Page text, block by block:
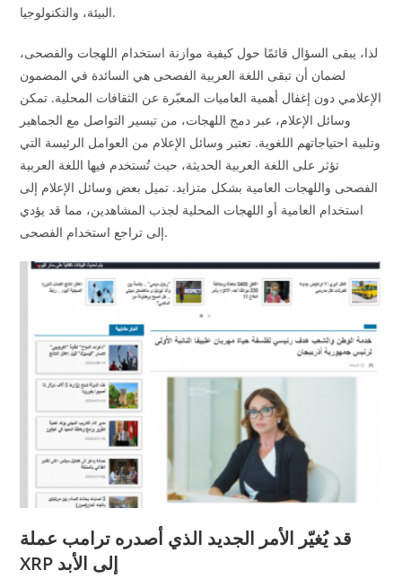
البيئة، والتكنولوجيا.
لذا، يبقى السؤال قائمًا حول كيفية موازنة استخدام اللهجات والفصحى،
لضمان أن تبقى اللغة العربية الفصحى هي السائدة في المضمون
الإعلامي دون إغفال أهمية العاميات المعبّرة عن الثقافات المحلية. تمكن
وسائل الإعلام، عبر دمج اللهجات، من تيسير التواصل مع الجماهير
وتلبية احتياجاتهم اللغوية. تعتبر وسائل الإعلام من العوامل الرئيسة التي
تؤثر على اللغة العربية الحديثة، حيث تُستخدم فيها اللغة العربية
الفصحى واللهجات العامية بشكل متزايد. تميل بعض وسائل الإعلام إلى
استخدام العامية أو اللهجات المحلية لجذب المشاهدين، مما قد يؤدي
إلى تراجع استخدام الفصحى.
قد يُغيّر الأمر الجديد الذي أصدره ترامب عملة
XRP إلى الأبد